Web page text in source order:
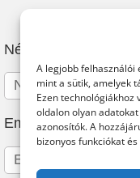
A legjobb felhasználói
mint a sütik, amelyek
Ezen technológiákhoz
oldalon olyan
azonosítók. A
bizonyos funkciókat
Név
Email